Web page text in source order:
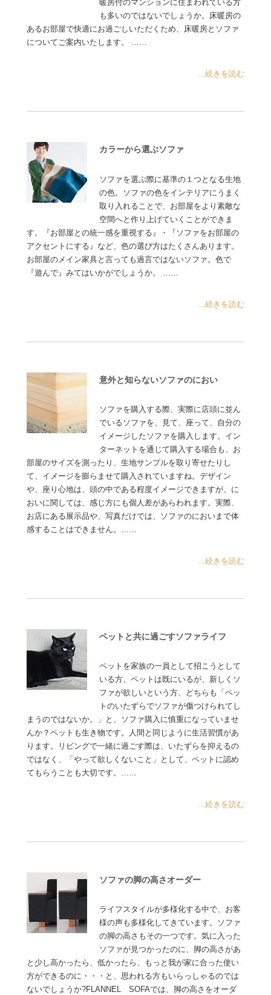
暖房付のマンションに住まわれている方
も多いのではないでしょうか。床暖房の
あるお部屋で快適にお過ごしいただくため、床暖房とソファ
についてご案内いたします。 ……
...続きを読む
カラーから選ぶソファ
ソファを選ぶ際に基準の１つとなる生地
の色。ソファの色をインテリアにうまく
取り入れることで、お部屋をより素敵な
空間へと作り上げていくことができま
す。『お部屋との統一感を重視する』・『ソファをお部屋の
アクセントにする』など、色の選び方はたくさんあります。
お部屋のメイン家具と言っても過言ではないソファ。色で
『遊んで』みてはいかがでしょうか。 ……
...続きを読む
意外と知らないソファのにおい
ソファを購入する際、実際に店頭に並ん
でいるソファを、見て、座って、自分の
イメージしたソファを購入します。イン
ターネットを通じて購入する場合も、お
部屋のサイズを測ったり、生地サンプルを取り寄せたりし
て、イメージを膨らませて購入されていますね。デザイン
や、座り心地は、頭の中である程度イメージできますが、に
おいに関しては、感じ方にも個人差があらわれます。実際、
お店にある展示品や、写真だけでは、ソファのにおいまで体
感することはできません。……
...続きを読む
ペットと共に過ごすソファライフ
ペットを家族の一員として招こうとして
いる方、ペットは既にいるが、新しくソ
ファが欲しいという方、どちらも「ペッ
トのいたずらでソファが傷つけられてし
まうのではないか。」と、ソファ購入に慎重になっていませ
んか？ペットも生き物です。人間と同じように生活習慣があ
ります。リビングで一緒に過ごす際は、いたずらを抑えるの
ではなく、「やって欲しくないこと」として、ペットに認め
てもらうことも大切です。……
...続きを読む
ソファの脚の高さオーダー
ライフスタイルが多様化する中で、お客
様の声も多様化してきています。ソファ
の脚の高さもその一つです。気に入った
ソファが見つかったのに、脚の高さがあ
と少し高かったら、低かったら、もっと我が家に合った使い
方ができるのに・・・と、思われる方もいらっしゃるのでは
ないでしょうか?FLANNEL SOFAでは、脚の高さをオーダ